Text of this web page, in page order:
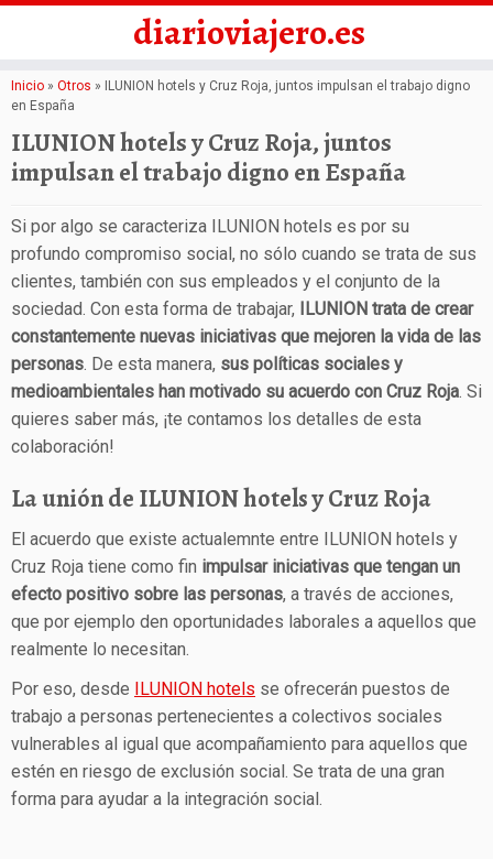
Saltar
al
contenido
diarioviajero.es
Inicio » Otros »
ILUNION hotels y Cruz Roja, juntos impulsan el trabajo digno
en España
ILUNION hotels y Cruz Roja, juntos
impulsan el trabajo digno en España
Si por algo se caracteriza ILUNION hotels es por su
profundo compromiso social, no sólo cuando se trata de sus
clientes, también con sus empleados y el conjunto de la
sociedad. Con esta forma de trabajar, ILUNION trata de crear
constantemente nuevas iniciativas que mejoren la vida de las
personas. De esta manera, sus políticas sociales y
medioambientales han motivado su acuerdo con Cruz Roja. Si
quieres saber más, ¡te contamos los detalles de esta
colaboración!
La unión de ILUNION hotels y Cruz Roja
El acuerdo que existe actualemnte entre ILUNION hotels y
Cruz Roja tiene como fin impulsar iniciativas que tengan un
efecto positivo sobre las personas, a través de acciones,
que por ejemplo den oportunidades laborales a aquellos que
realmente lo necesitan.
Por eso, desde ILUNION hotels se ofrecerán puestos de
trabajo a personas pertenecientes a colectivos sociales
vulnerables al igual que acompañamiento para aquellos que
estén en riesgo de exclusión social. Se trata de una gran
forma para ayudar a la integración social.